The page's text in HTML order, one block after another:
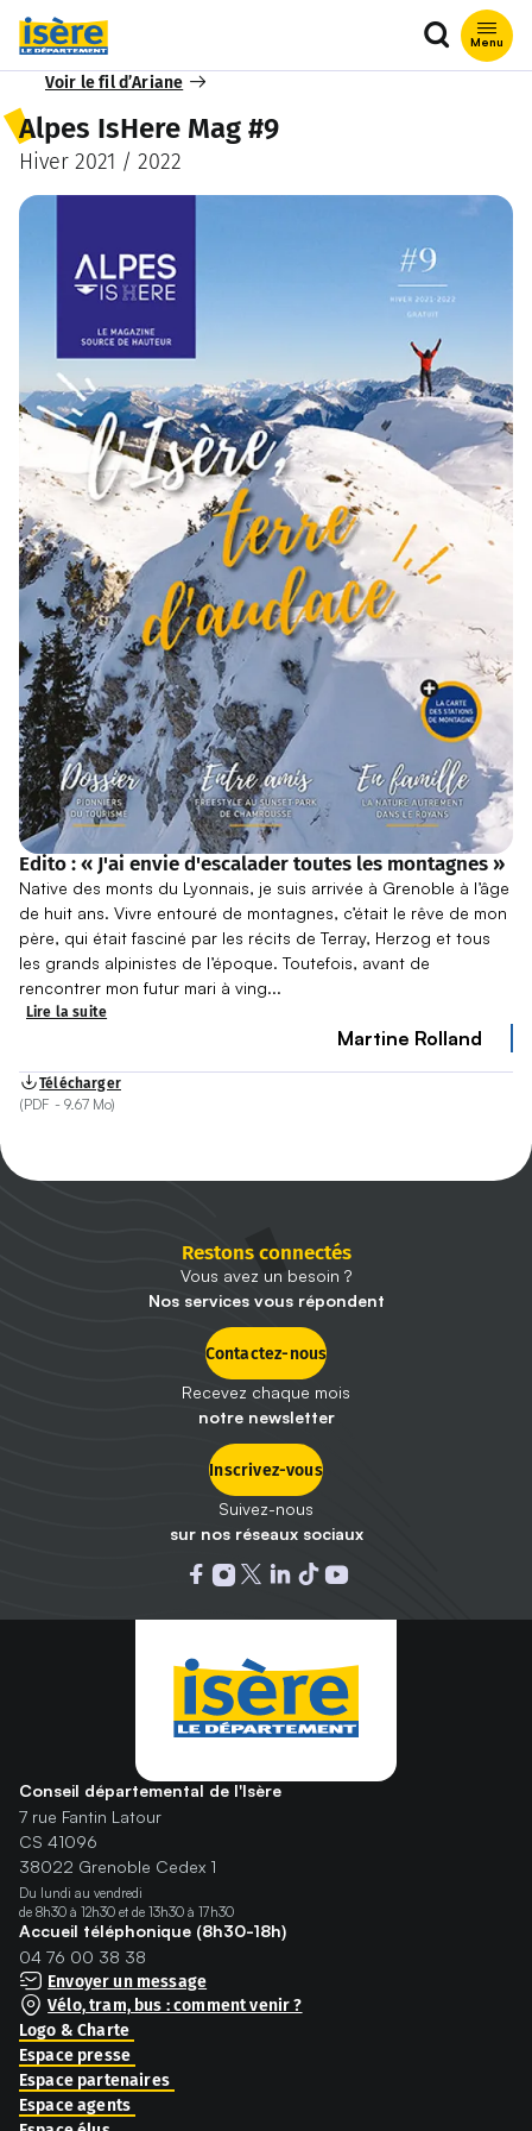
Menu
Que
Voir le fil d’Ariane
Alpes IsHere Mag #9
Hiver 2021 / 2022
Edito : « J'ai envie d'escalader toutes les montagnes »
Native des monts du Lyonnais, je suis arrivée à Grenoble à l’âge
de huit ans. Vivre entouré de montagnes, c’était le rêve de mon
père, qui était fasciné par les récits de Terray, Herzog et tous
les grands alpinistes de l’époque. Toutefois, avant de
rencontrer mon futur mari à ving...
Lire la suite
Martine Rolland
Télécharger
(PDF - 9.67 Mo)
Restons connectés
Vous avez un besoin ?
Nos services vous répondent
Contactez-nous
Recevez chaque mois
notre newsletter
Inscrivez-vous
Suivez-nous
sur nos réseaux sociaux
Conseil départemental de l'Isère
7 rue Fantin Latour
CS 41096
38022 Grenoble Cedex 1
Du lundi au vendredi
de 8h30 à 12h30 et de 13h30 à 17h30
Accueil téléphonique (8h30-18h)
04 76 00 38 38
Envoyer un message
Vélo, tram, bus : comment venir ?
Logo & Charte
Espace presse
Espace partenaires
Espace agents